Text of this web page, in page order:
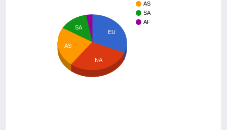
AS
SA
AF
EU
SA
AS
NA